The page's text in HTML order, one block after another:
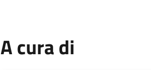
A cura di